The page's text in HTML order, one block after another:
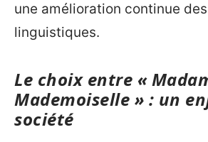
une amélioration continue
linguistiques.
Le choix entre «
Mademoiselle » : un
société